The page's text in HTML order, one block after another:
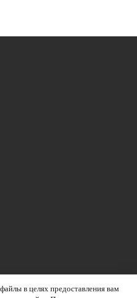
в целях предоставления вам